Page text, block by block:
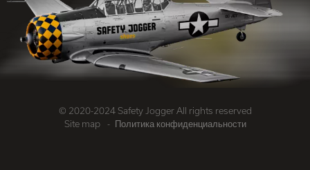
© 2020-2024 Safety Jogger All rights reserved
Site map
Политика конфиденциальности